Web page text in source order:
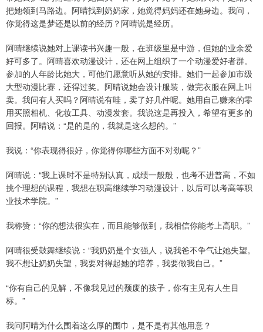
把她领到马路边。阿晴找到奶奶家，她觉得妈妈还在她身边。我问，
你觉得这是梦还是以前的经历？阿晴说是经历。
阿晴继续说她对上课读书兴趣一般，在班级里是中游，但她的业余爱
好可多了。阿晴喜欢动漫设计，还在网上组织了一个动漫爱好者群。
参加的人年龄比她大，可他们愿意听从她的安排。她们一起参加市级
大型动漫比赛，还得过奖。阿晴说她会设计服装，做完衣服在网上叫
卖。我问有人买吗？阿晴说有哇，卖了好几件呢。她用自己赚来的零
用买照相机、化妆工具、动漫发套。我说这是再投入，希望有更多的
回报。阿晴说：“是的是的，我就是这么想的。”
我说：“你表现得很好，你觉得你哪些方面不对劲呢？”
阿晴说：“我上课时不是特别认真，成绩一般般，也考不进普高，不如
挑个理想的课程，我想在职高继续学习动漫设计，以后可以考高等职
业技术学院。”
我称赞：“你的想法很实在，而且能够做到，我相信你能考上高职。”
阿晴很受鼓舞继续说：“我奶奶是个女强人，说我爸不争气让她失望。
我不想让奶奶失望，我要对得起她的培养，我要做我自己。”
“你有自己的见解，不像我见过的颓废的孩子，你有主见有人生目
标。”
我问阿晴为什么围着这么厚的围巾，是不是有其他用意？